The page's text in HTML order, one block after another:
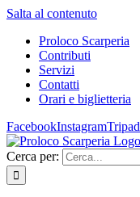
Salta al contenuto
Proloco Scarperia
Contributi
Servizi
Contatti
Orari e biglietteria
FacebookInstagram
Cerca per: